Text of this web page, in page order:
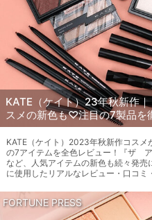
KATE（ケイト）23年秋新作
スメの新色も♡注目の7製品を
KATE（ケイト）2023年秋新作コス
の7アイテムを全色レビュー！『ザ
など、人気アイテムの新色も続々発
に使用したリアルなレビュー・口コミ
FORTUNE PRESS